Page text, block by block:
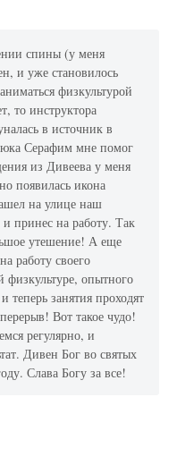
спины (у меня
и уже становилось
физкультурой
то инструктора
в источник в
Серафим мне помог
из Дивеева у меня
появилась икона
на улице наш
принес на работу. Так
утешение! А еще
работу своего
физкультуре, опытного
занятия проходят
Вот такое чудо!
регулярно, и
Дивен Бог во святых
Слава Богу за все!